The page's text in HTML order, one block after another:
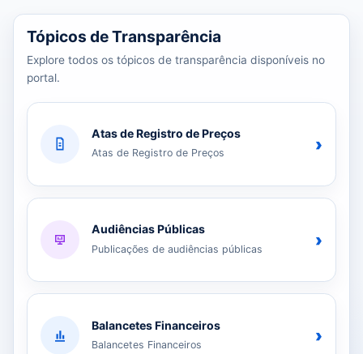
39 tópicos carregados do banco de dados.
Tópicos de Transparência
Explore todos os tópicos de transparência disponíveis no
portal.
Atas de Registro de Preços
Atas de Registro de Preços ›
Audiências Públicas
Publicações de audiências públicas ›
Balancetes Financeiros
Balancetes Financeiros ›